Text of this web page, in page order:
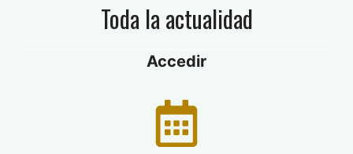
Toda la actualidad
Accedir